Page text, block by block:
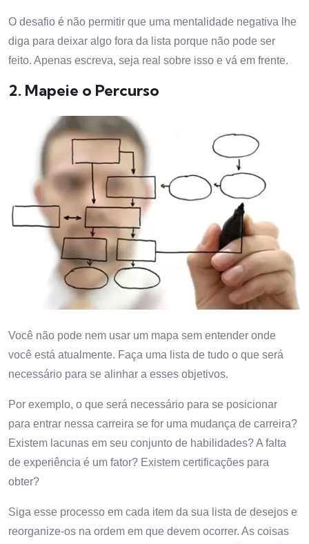
O desafio é não permitir que uma mentalidade negativa lhe
diga para deixar algo fora da lista porque não pode ser
feito. Apenas escreva, seja real sobre isso e vá em frente.
2. Mapeie o Percurso
Você não pode nem usar um mapa sem entender onde
você está atualmente. Faça uma lista de tudo o que será
necessário para se alinhar a esses objetivos.
Por exemplo, o que será necessário para se posicionar
para entrar nessa carreira se for uma mudança de carreira?
Existem lacunas em seu conjunto de habilidades? A falta
de experiência é um fator? Existem certificações para
obter?
Siga esse processo em cada item da sua lista de desejos e
reorganize-os na ordem em que devem ocorrer. As coisas